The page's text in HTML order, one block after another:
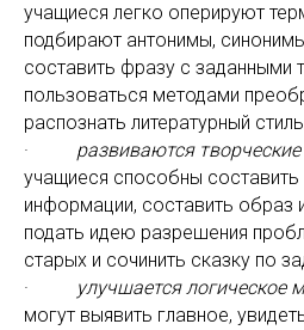
учащиеся легко оперируют
подбирают антонимы,
составить фразу с заданными
пользоваться методами
распознать литературный
· развиваются
учащиеся способны
информации, составить образ
подать идею разрешения
старых и сочинить сказку по
·
улучшается логическое
могут выявить главное,